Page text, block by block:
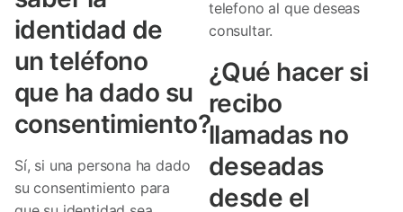
identidad de
un teléfono
que ha dado su
consentimiento?
Sí, si una persona ha dado
su consentimiento para
telefono al que deseas
consultar.
¿Qué hacer si
recibo
llamadas no
deseadas
desde el